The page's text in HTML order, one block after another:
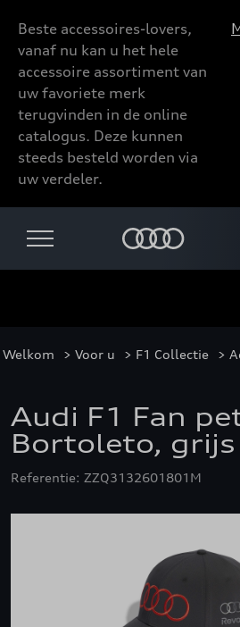
Beste accessoires-lovers,
vanaf nu kan u het hele
accessoire assortiment van
uw favoriete merk
terugvinden in de online
catalogus. Deze kunnen
steeds besteld worden via
uw verdeler.
Welkom > Voor u > F1 Collectie >
Audi F1 Fan
Bortoleto, grijs
Referentie: ZZQ3132601801M